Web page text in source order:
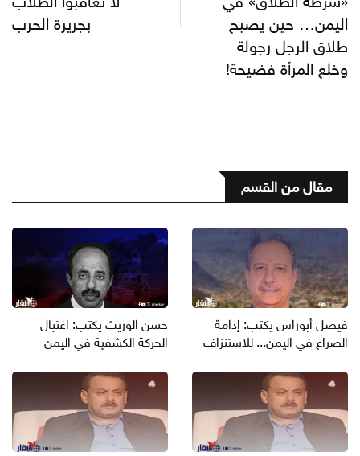
اليمن… حين يصبح
طلاق الرجل رجولة
وخلع المرأة فضيحة!
بجريرة الحرب
مقال من القسم
فيصل أبوراس يكتب: إدامة
الصراع في اليمن... للاستنزاف
حسن الوريث يكتب: اغتيال
الحركة الكشفية في اليمن